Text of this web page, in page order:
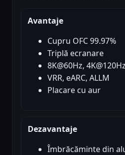
Avantaje
Cupru OFC 99.97%
Triplă ecranare
8K@60Hz, 4K@120Hz
VRR, eARC, ALLM
Placare cu aur
Dezavantaje
Îmbrăcăminte din